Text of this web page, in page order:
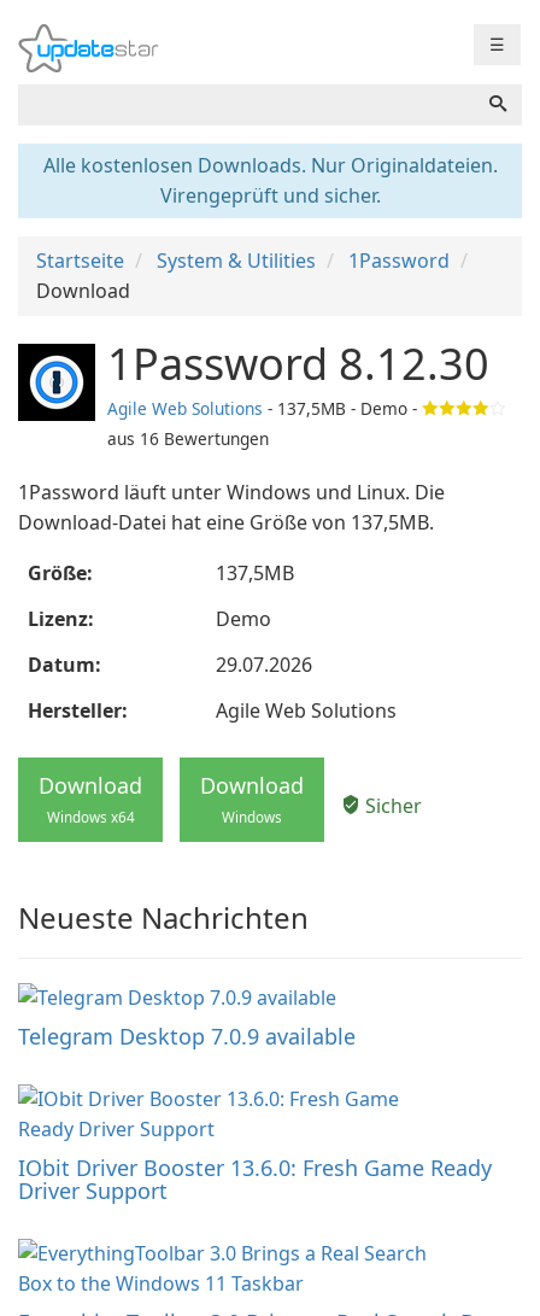
☰
Alle kostenlosen Downloads. Nur Originaldateien.
Virengeprüft und sicher.
Startseite System & Utilities
1Password
Download
1Password 8.12.30
Agile Web Solutions - 137,5MB - Demo -
aus 16 Bewertungen
1Password läuft unter Windows und Linux. Die
Download-Datei hat eine Größe von 137,5MB.
Größe:
137,5MB
Lizenz:
Demo
Datum:
29.07.2026
Hersteller:
Agile Web Solutions
Download
Windows x64
Download
Windows Sicher
Neueste Nachrichten
Telegram Desktop 7.0.9 available
IObit Driver Booster 13.6.0: Fresh Game Ready
Driver Support